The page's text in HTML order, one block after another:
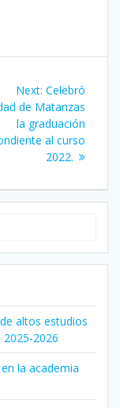
Next: Next
post:
Celebró
de Matanzas
la graduación
al curso
2022.
altos estudios
2026
la academia